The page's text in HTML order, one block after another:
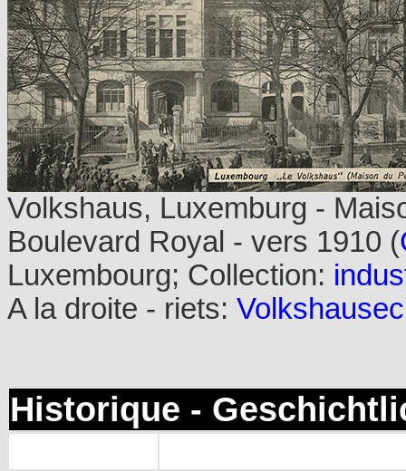
Volkshaus, Luxemburg -
Boulevard Royal - vers 1910 (
Luxembourg; Collection:
A la droite - riets:
Historique -